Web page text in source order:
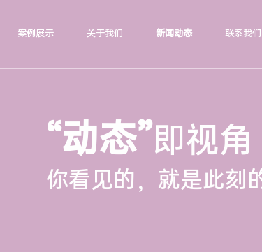
案例展示 关于我们 新闻动态 联系我们
“动态”即视角
你看见的，就是此刻